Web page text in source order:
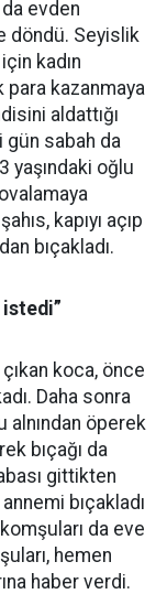
evden
döndü. Seyislik
kadın
para kazanmaya
aldattığı
gün sabah da
yaşındaki oğlu
kapıyı açıp
bıçakladı.
istedi”
koca, önce
Daha sonra
alnından öperek
bıçağı da
gittikten
bıçakladı
da eve
hemen
haber verdi.